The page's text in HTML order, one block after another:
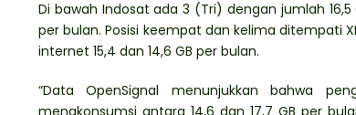
Di bawah Indosat ada 3 (Tri) dengan jumlah
per bulan. Posisi keempat dan kelima ditempati
internet 15,4 dan 14,6 GB per bulan.
“Data OpenSignal menunjukkan bahwa
mengkonsumsi antara 14,6 dan 17,7 GB per